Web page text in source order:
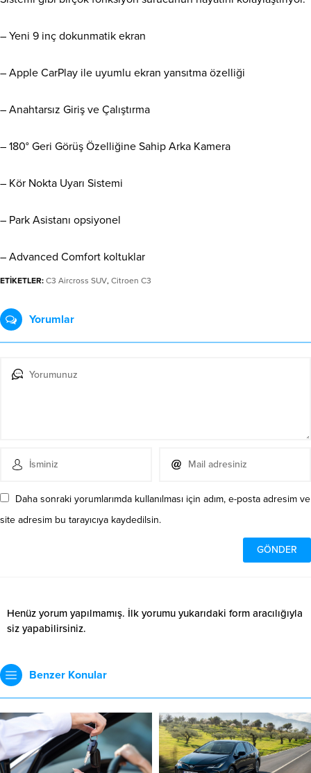
– Yeni 9 inç dokunmatik ekran
– Apple CarPlay ile uyumlu ekran yansıtma özelliği
– Anahtarsız Giriş ve Çalıştırma
– 180° Geri Görüş Özelliğine Sahip Arka Kamera
– Kör Nokta Uyarı Sistemi
– Park Asistanı opsiyonel
– Advanced Comfort koltuklar
ETİKETLER: C3 Aircross SUV, Citroen C3
Yorumlar
Daha sonraki yorumlarımda kullanılması için adım, e-posta adresim ve
site adresim bu tarayıcıya kaydedilsin.
Henüz yorum yapılmamış. İlk yorumu yukarıdaki form aracılığıyla
siz yapabilirsiniz.
Benzer Konular